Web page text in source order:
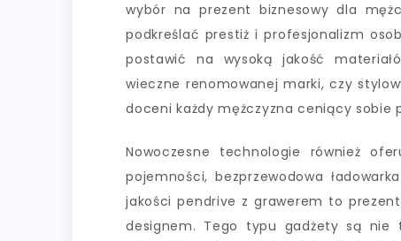
wybór na prezent biznesowy dla
podkreślać prestiż i profesjonalizm
postawić na wysoką jakość
wieczne renomowanej marki, czy
doceni każdy mężczyzna ceniący sobie
Nowoczesne technologie również
pojemności, bezprzewodowa
jakości pendrive z grawerem to
designem. Tego typu gadżety są nie